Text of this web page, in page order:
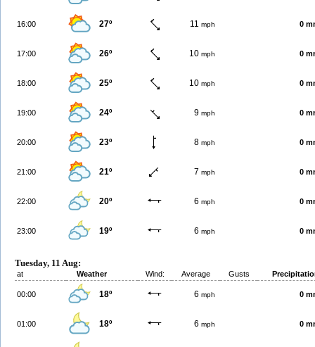
16:00 27º 11 mph 0
17:00 26º 10 mph 0
18:00 25º 10 mph 0
19:00 24º 9 mph 0
20:00 23º 8 mph 0
21:00 21º 7 mph 0
22:00 20º 6 mph 0
23:00 19º 6 mph 0
Tuesday, 11 Aug:
at Weather Wind: Average Gusts
00:00 18º 6 mph 0
01:00 18º 6 mph 0